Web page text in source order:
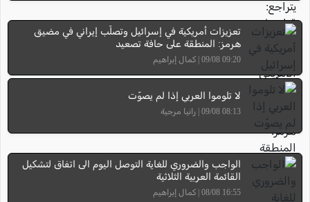
تعزيزات أمريكية في إسرائيل وتصلّب إيراني في مضيق
هرمز: المنطقة على حافة تصعيد
09:20 09/08 | كمال إبراهيم
لا تلوموا العربي إذا لم يصوّت
08:13 09/08 | رانيا مرجية
الواجب والضروري للغاية التوصل اليوم الى اتفاق لتشكيل
القائمة العربية الثلاثية
16:55 08/08 | كمال إبراهيم